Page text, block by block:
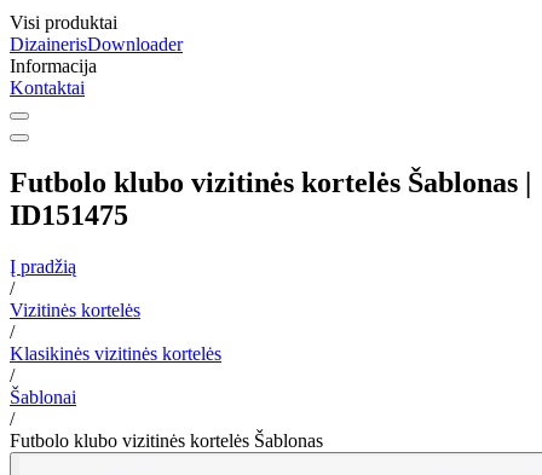
Visi produktai
DizainerisDownloader
Informacija
Kontaktai
Futbolo klubo vizitinės kortelės Šablonas |
ID151475
Į pradžią
/
Vizitinės kortelės
/
Klasikinės vizitinės kortelės
/
Šablonai
/
Futbolo klubo vizitinės kortelės Šablonas